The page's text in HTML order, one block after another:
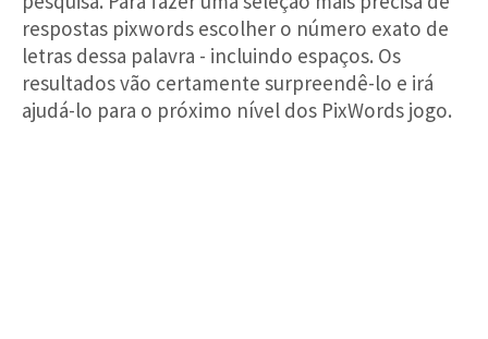
respostas pixwords escolher o número exato de
letras dessa palavra - incluindo espaços. Os
resultados vão certamente surpreendê-lo e irá
ajudá-lo para o próximo nível dos PixWords jogo.